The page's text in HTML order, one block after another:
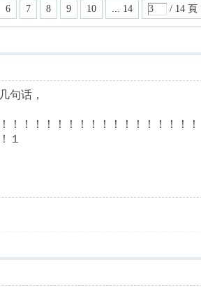
6 7 8 9 10 ... 14 / 14 頁
句话，
！！！！！！！！！！！！！！！！
１